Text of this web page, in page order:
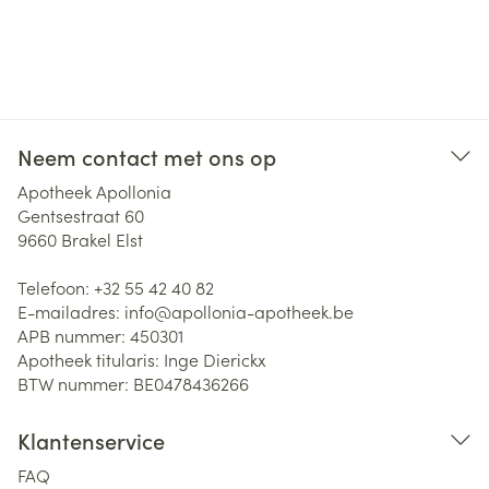
Neem contact met ons op
Apotheek Apollonia
Gentsestraat 60
9660 Brakel Elst
Telefoon: +32 55 42 40 82
E-mailadres: info@apollonia-apotheek.be
APB nummer: 450301
Apotheek titularis: Inge Dierickx
BTW nummer: BE0478436266
Klantenservice
FAQ